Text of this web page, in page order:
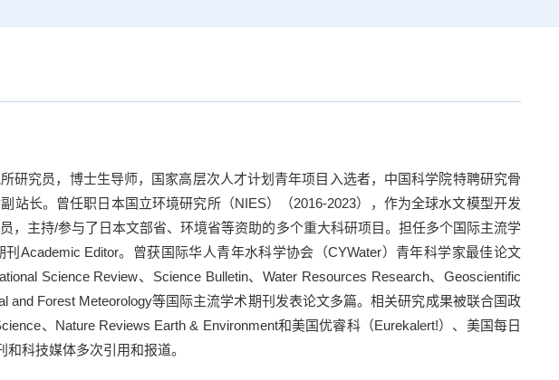
研究员，博士生导师，国家高层次人才计划青年项目入选者，中国科学院特聘研究骨
站长。曾任职日本国立环境研究所（NIES）（2016-2023），作为全球水文模型开发
，主持/参与了日本文部省、环境省等资助的多个重大科研项目。担任多个国际主流学
刊 Academic Editor。曾获国际华人青年水科学协会（CYWater）青年科学家最佳论文
Science Review、 Science Bulletin、Water Resources Research、Geoscientific
and Forest Meteorology等国际主流学术期刊发表论文多篇。相关研究成果被联合国政
、 Nature Reviews Earth & Environment和美国优睿科（Eurekalert!）、美国每日
科技媒体多次引用和报道。